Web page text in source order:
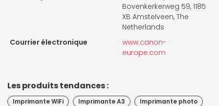
Bovenkerkerweg 59, 1185
XB Amstelveen, The
Netherlands
Courrier électronique
www.canon-
europe.com
Les produits tendances :
Imprimante WiFi Imprimante A3
Imprimante photo